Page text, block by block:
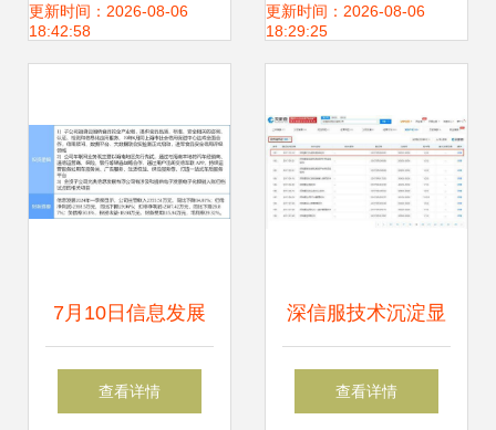
除历史记录其实没
更新时间：2026-08-06
18:42:58
与信息安全软件开
更新时间：2026-08-06
18:29:25
7月10日信息发展
涨停分析 食品安
查看详情
深信服技术沉淀显
实力 超280项软著
查看详情